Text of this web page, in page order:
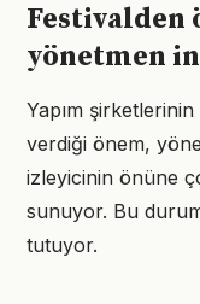
Festivalden
yönetmen
Yapım
verdiği önem,
izleyicinin önüne
sunuyor. Bu
tutuyor.